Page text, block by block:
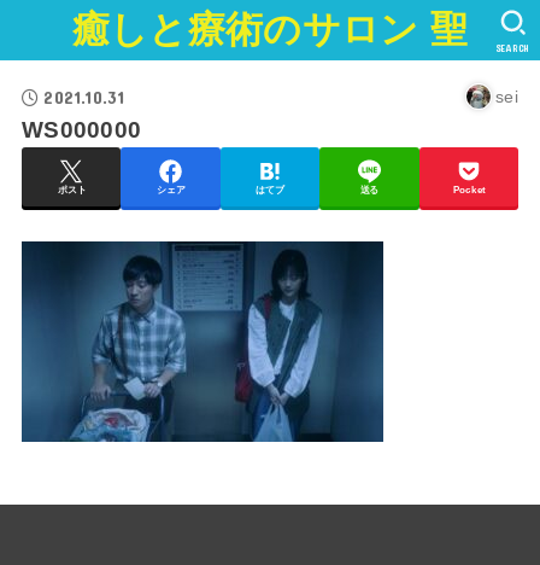
癒しと療術のサロン 聖 SEARCH
2021.10.31 sei
WS000000
ポスト シェア はてブ 送る Pocket